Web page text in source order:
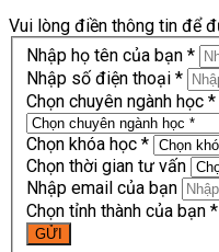
Vui lòng điền thông tin để
Nhập họ tên của bạn *
Nhập số điện thoại *
Chọn chuyên ngành học *
Chọn khóa học *
Chọn thời gian tư vấn
Nhập email của bạn
Chọn tỉnh thành của bạn *